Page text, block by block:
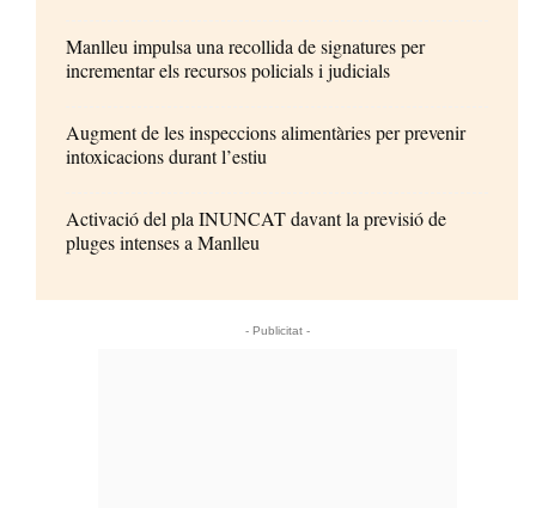
Manlleu impulsa una recollida de signatures per
incrementar els recursos policials i judicials
Augment de les inspeccions alimentàries per prevenir
intoxicacions durant l’estiu
Activació del pla INUNCAT davant la previsió de
pluges intenses a Manlleu
- Publicitat -